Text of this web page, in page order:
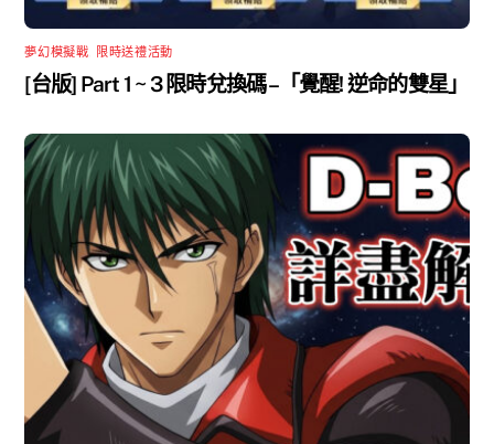
夢幻模擬戰 限時送禮活動
[台版] Part 1 ~ 3 限時兌換碼 –「覺醒! 逆命的雙星」